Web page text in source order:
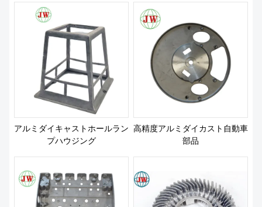
アルミダイキャストホールラン
プハウジング
高精度アルミダイカスト自動車
部品